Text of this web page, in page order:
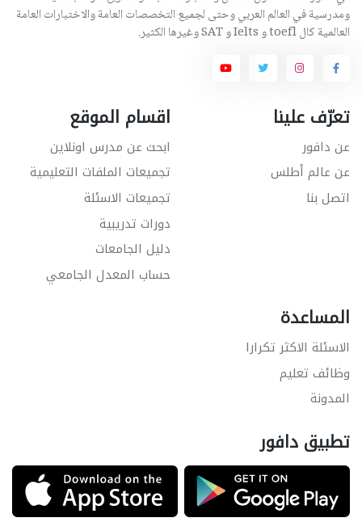
ومدرسية في العالم العربي وحتى لجميع التخصصات العامة والاختبارات العامة
العالمية كال toefl و Ielts و SAT وغيرها الكثير.
تعرّف علينا
عن دافور
عن عالم أطلس
اتصل بنا
اقسام الموقع
ابحث عن مدرس اونلاين
تجميعات الملفات التعليمية
تجميعات الاسئلة
دورات تدريبية
دليل الجامعات
حساب المعدل الجامعي
المساعدة
الاسئلة الاكثر تكرارا
وظائف تعليم
المدونة
تطبيق دافور